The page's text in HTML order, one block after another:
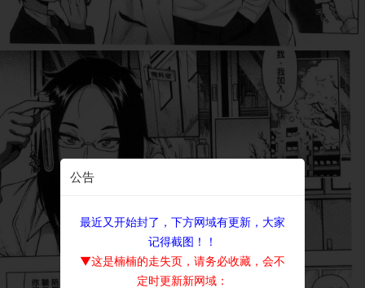
公告
最近又开始封了，下方网域有更新，大家
记得截图！！
▼这是楠楠的走失页，请务必收藏，会不
定时更新新网域：